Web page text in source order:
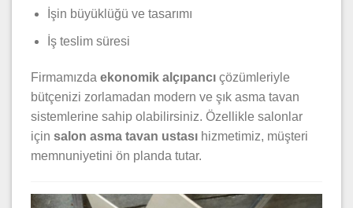
İşin büyüklüğü ve tasarımı
İş teslim süresi
Firmamızda ekonomik alçıpancı çözümleriyle
bütçenizi zorlamadan modern ve şık asma tavan
sistemlerine sahip olabilirsiniz. Özellikle salonlar
için salon asma tavan ustası hizmetimiz, müşteri
memnuniyetini ön planda tutar.